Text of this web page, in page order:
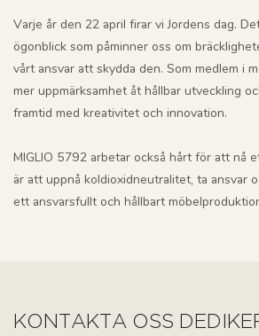
Varje år den 22 april firar vi Jordens dag.
ögonblick som påminner oss om
vårt ansvar att skydda den. Som medlem i
mer uppmärksamhet åt hållbar utveckling
framtid med kreativitet och innovation.
MIGLIO 5792 arbetar också hårt för att nå
är att uppnå koldioxidneutralitet, ta ansvar
ett ansvarsfullt och hållbart
KONTAKTA OSS